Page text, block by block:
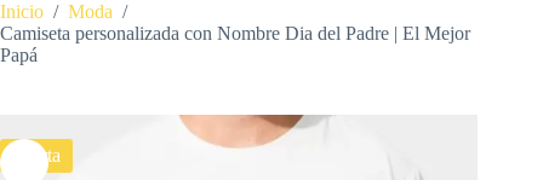
Inicio / Moda /
Camiseta personalizada con Nombre Dia del Padre | El Mejor
Papá
Oferta